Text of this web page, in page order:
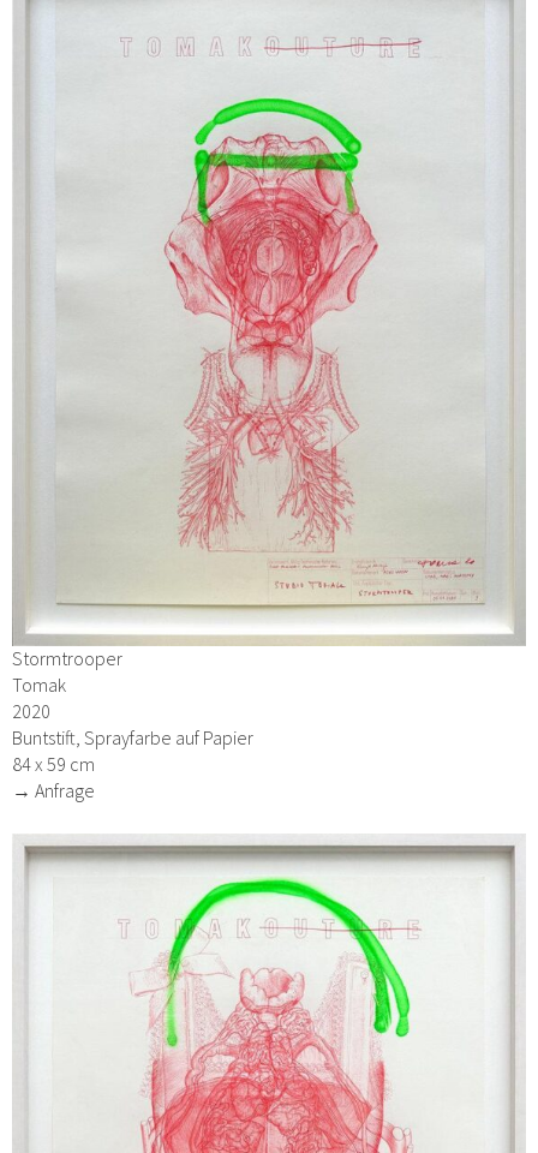
Stormtrooper
Tomak
2020
Buntstift, Sprayfarbe auf Papier
84 x 59 cm
→ Anfrage